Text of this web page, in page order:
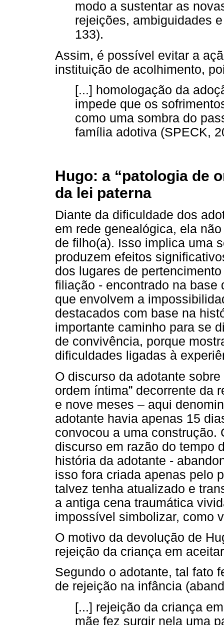
modo a sustentar as
rejeições, ambiguidades
133).
Assim, é possível evitar a
instituição de acolhimento,
[...] homologação da
impede que os
como uma sombra do
família adotiva (SPECK,
Hugo: a “patologia de
da lei paterna
Diante da dificuldade dos
em rede genealógica, ela
de filho(a). Isso implica uma
produzem efeitos
dos lugares de
filiação - encontrado na base
que envolvem a
destacados com base na
importante caminho para se
de convivência, porque
dificuldades ligadas à
O discurso da adotante
ordem íntima” decorrente da
e nove meses – aqui
adotante havia apenas 15
convocou a uma construção.
discurso em razão do tempo
história da adotante -
isso fora criada apenas pelo
talvez tenha atualizado e
a antiga cena traumática
impossível simbolizar, como
O motivo da devolução de
rejeição da criança em
Segundo o adotante, tal fato
de rejeição na infância
[...] rejeição da criança
mãe fez surgir nela uma